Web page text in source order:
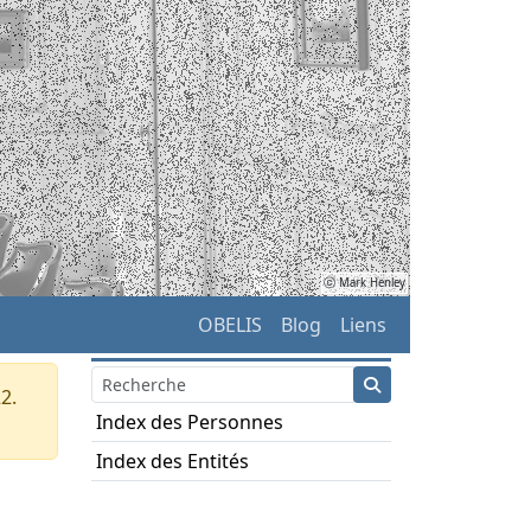
ⓒ Mark Henley
OBELIS Blog Liens
Index des Personnes
Index des Entités